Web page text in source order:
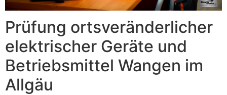
Prüfung ortsveränderlicher
elektrischer Geräte und
Betriebsmittel Wangen im
Allgäu